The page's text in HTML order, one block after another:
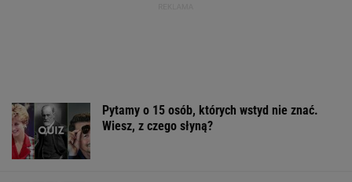
Pytamy o 15 osób, których wstyd nie znać.
Wiesz, z czego słyną?